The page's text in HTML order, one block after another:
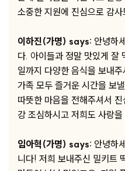
소중한 지원에 진심으로 감사
이하진(가명) says: 안녕하
다. 아이들과 정말 맛있게 잘
일까지 다양한 음식을 보내
가족 모두 즐거운 시간을 보
따뜻한 마음을 전해주셔서
강 조심하시고 저희도 사랑
임아혁(가명) says: 안녕하
니다! 저희 보내주신 밀키트